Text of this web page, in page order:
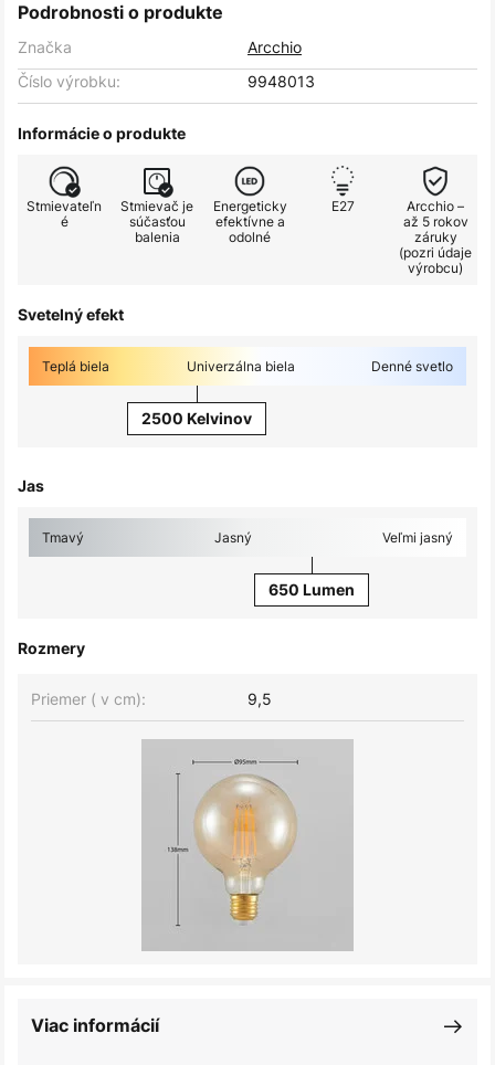
Podrobnosti o produkte
Značka
Arcchio
Číslo výrobku:
9948013
Informácie o produkte
Stmievateľn
é
Stmievač je
súčasťou
balenia
Energeticky
efektívne a
odolné
E27
Arcchio –
až 5 rokov
záruky
(pozri údaje
výrobcu)
Svetelný efekt
Teplá biela Univerzálna biela Denné svetlo
2500 Kelvinov
Jas
Tmavý Jasný Veľmi jasný
650 Lumen
Rozmery
Priemer ( v cm): 9,5
Viac informácií